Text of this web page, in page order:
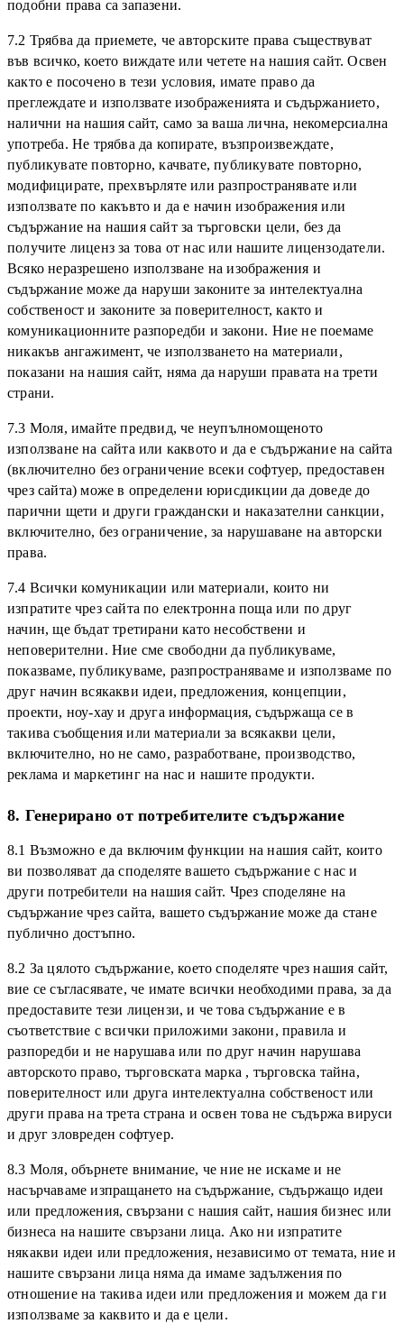
подобни права са запазени.
7.2 Трябва да приемете, че авторските права съществуват
във всичко, което виждате или четете на нашия сайт. Освен
както е посочено в тези условия, имате право да
преглеждате и използвате изображенията и съдържанието,
налични на нашия сайт, само за ваша лична, некомерсиална
употреба. Не трябва да копирате, възпроизвеждате,
публикувате повторно, качвате, публикувате повторно,
модифицирате, прехвърляте или разпространявате или
използвате по какъвто и да е начин изображения или
съдържание на нашия сайт за търговски цели, без да
получите лиценз за това от нас или нашите лицензодатели.
Всяко неразрешено използване на изображения и
съдържание може да наруши законите за интелектуална
собственост и законите за поверителност, както и
комуникационните разпоредби и закони. Ние не поемаме
никакъв ангажимент, че използването на материали,
показани на нашия сайт, няма да наруши правата на трети
страни.
7.3 Моля, имайте предвид, че неупълномощеното
използване на сайта или каквото и да е съдържание на сайта
(включително без ограничение всеки софтуер, предоставен
чрез сайта) може в определени юрисдикции да доведе до
парични щети и други граждански и наказателни санкции,
включително, без ограничение, за нарушаване на авторски
права.
7.4 Всички комуникации или материали, които ни
изпратите чрез сайта по електронна поща или по друг
начин, ще бъдат третирани като несобствени и
неповерителни. Ние сме свободни да публикуваме,
показваме, публикуваме, разпространяваме и използваме по
друг начин всякакви идеи, предложения, концепции,
проекти, ноу-хау и друга информация, съдържаща се в
такива съобщения или материали за всякакви цели,
включително, но не само, разработване, производство,
реклама и маркетинг на нас и нашите продукти.
8. Генерирано от потребителите съдържание
8.1 Възможно е да включим функции на нашия сайт, които
ви позволяват да споделяте вашето съдържание с нас и
други потребители на нашия сайт. Чрез споделяне на
съдържание чрез сайта, вашето съдържание може да стане
публично достъпно.
8.2 За цялото съдържание, което споделяте чрез нашия сайт,
вие се съгласявате, че имате всички необходими права, за да
предоставите тези лицензи, и че това съдържание е в
съответствие с всички приложими закони, правила и
разпоредби и не нарушава или по друг начин нарушава
авторското право, търговската марка , търговска тайна,
поверителност или друга интелектуална собственост или
други права на трета страна и освен това не съдържа вируси
и друг зловреден софтуер.
8.3 Моля, обърнете внимание, че ние не искаме и не
насърчаваме изпращането на съдържание, съдържащо идеи
или предложения, свързани с нашия сайт, нашия бизнес или
бизнеса на нашите свързани лица. Ако ни изпратите
някакви идеи или предложения, независимо от темата, ние и
нашите свързани лица няма да имаме задължения по
отношение на такива идеи или предложения и можем да ги
използваме за каквито и да е цели.